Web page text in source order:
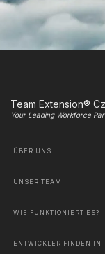
Team Extension®
Your Leading Workforce
ÜBER UNS
UNSER TEAM
WIE FUNKTIONIERT ES?
ENTWICKLER FINDEN IN